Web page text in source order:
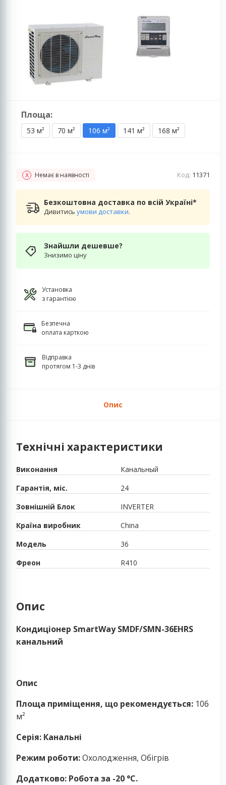
Площа:
53 м² 70 м² 106 м² 141 м² 168 м²
Немає в наявності Код: 11371
Безкоштовна доставка по всій Україні*
Дивитисьумови доставки.
Знайшли дешевше?
Знизимо ціну
Установка
з гарантією
Безпечна
оплата карткою
Відправка
протягом 1-3 днів
Опис
Технічні характеристики
Виконання
Канальный
Гарантія, міс.
24
Зовнішній Блок
INVERTER
Країна виробник
China
Модель
36
Фреон
R410
Опис
Кондиціонер SmartWay SMDF/SMN-36EHRS
канальний
Опис
Площа приміщення, що рекомендується: 106
м²
Серія: Канальні
Режим роботи:Охолодження, Обігрів
Додатково: Робота за -20 °C.